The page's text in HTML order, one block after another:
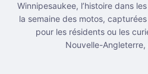
Winnipesaukee, l’histoire dans
la semaine des motos,
pour les résidents ou les
Nouvelle-